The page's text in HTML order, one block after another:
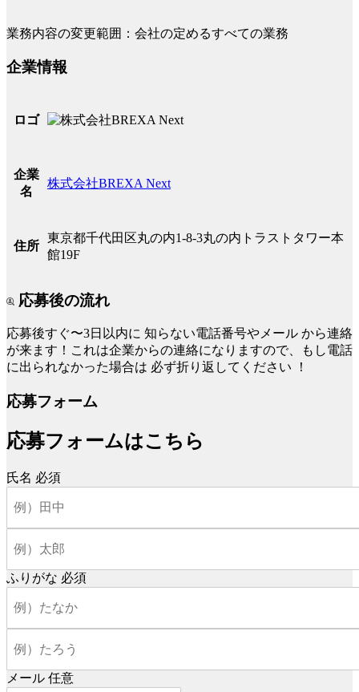
業務内容の変更範囲：会社の定めるすべての業務
企業情報
ロゴ
企業
名
株式会社BREXA Next
住所
東京都千代田区丸の内1-8-3丸の内トラストタワー本
館19F
応募後の流れ
応募後すぐ〜3日以内に 知らない電話番号やメール から連絡
が来ます！これは企業からの連絡になりますので、もし電話
に出られなかった場合は 必ず折り返してください ！
応募フォーム
応募フォームはこちら
氏名 必須
ふりがな 必須
メール 任意